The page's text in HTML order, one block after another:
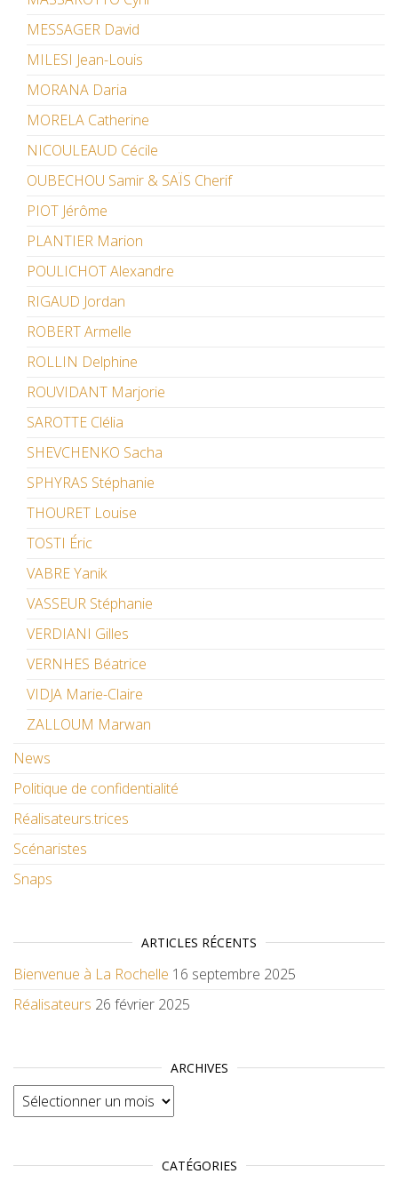
MESSAGER David
MILESI Jean-Louis
MORANA Daria
MORELA Catherine
NICOULEAUD Cécile
OUBECHOU Samir & SAÏS Cherif
PIOT Jérôme
PLANTIER Marion
POULICHOT Alexandre
RIGAUD Jordan
ROBERT Armelle
ROLLIN Delphine
ROUVIDANT Marjorie
SAROTTE Clélia
SHEVCHENKO Sacha
SPHYRAS Stéphanie
THOURET Louise
TOSTI Éric
VABRE Yanik
VASSEUR Stéphanie
VERDIANI Gilles
VERNHES Béatrice
VIDJA Marie-Claire
ZALLOUM Marwan
News
Politique de confidentialité
Réalisateurs.trices
Scénaristes
Snaps
ARTICLES RÉCENTS
Bienvenue à La Rochelle 16 septembre 2025
Réalisateurs 26 février 2025
ARCHIVES
Archives
CATÉGORIES